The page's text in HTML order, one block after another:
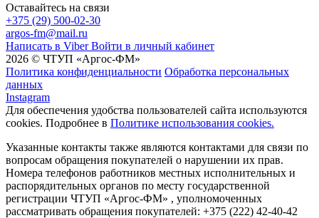
Оставайтесь на связи
+375 (29) 500-02-30
argos-fm@mail.ru
Написать в Viber Войти в личный кабинет
2026 © ЧТУП «Аргос-ФМ»
Политика конфиденциальности Обработка персональных
данных
Instagram
Для обеспечения удобства пользователей сайта используются
cookies. Подробнее в Политике использования cookies.
Указанные контакты также являются контактами для связи по
вопросам обращения покупателей о нарушении их прав.
Номера телефонов работников местных исполнительных и
распорядительных органов по месту государственной
регистрации ЧТУП «Аргос-ФМ» , уполномоченных
рассматривать обращения покупателей: +375 (222) 42-40-42